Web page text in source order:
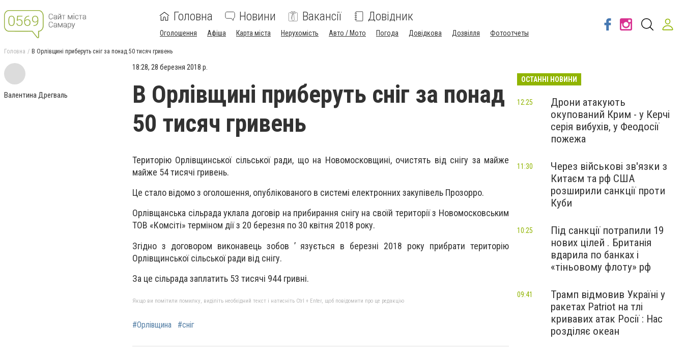
Головна Новини Вакансії Довідник
Оголошення Афіша Карта міста Нерухомість Авто / Мото Погода Довідкова Дозвілля Фотоотчеты
Головна В Орлівщині приберуть сніг за понад 50 тисяч гривень
Валентина Дрегваль
18:28, 28 березня 2018 р.
В Орлівщині приберуть сніг за понад
50 тисяч гривень
Територію Орлівщинської сільської ради, що на Новомосковщині, очистять від снігу за майже
майже 54 тисячі гривень.
Це стало відомо з оголошення, опублікованого в системі електронних закупівель Прозорро.
Орлівщанська сільрада уклала договір на прибирання снігу на своїй території з Новомосковським
ТОВ «Комсіті» терміном дії з 20 березня по 30 квітня 2018 року.
Згідно з договором виконавець зобов ’ язується в березні 2018 року прибрати територію
Орлівщинської сільської ради від снігу.
За це сільрада заплатить 53 тисячі 944 гривні.
Якщо ви помітили помилку, виділіть необхідний текст і натисніть Ctrl + Enter, щоб повідомити про це редакцію
#Орлівщина #сніг
ОСТАННІ НОВИНИ
Дрони атакують
окупований Крим - у Керчі
серія вибухів, у Феодосії
пожежа
12:25
Через військові зв'язки з
Китаєм та рф США
розширили санкції проти
Куби
11:30
Під санкції потрапили 19
нових цілей . Британія
вдарила по банках і
«тіньовому флоту» рф
10:25
Трамп відмовив Україні у
ракетах Patriot на тлі
кривавих атак Росії : Нас
розділяє океан
09:41